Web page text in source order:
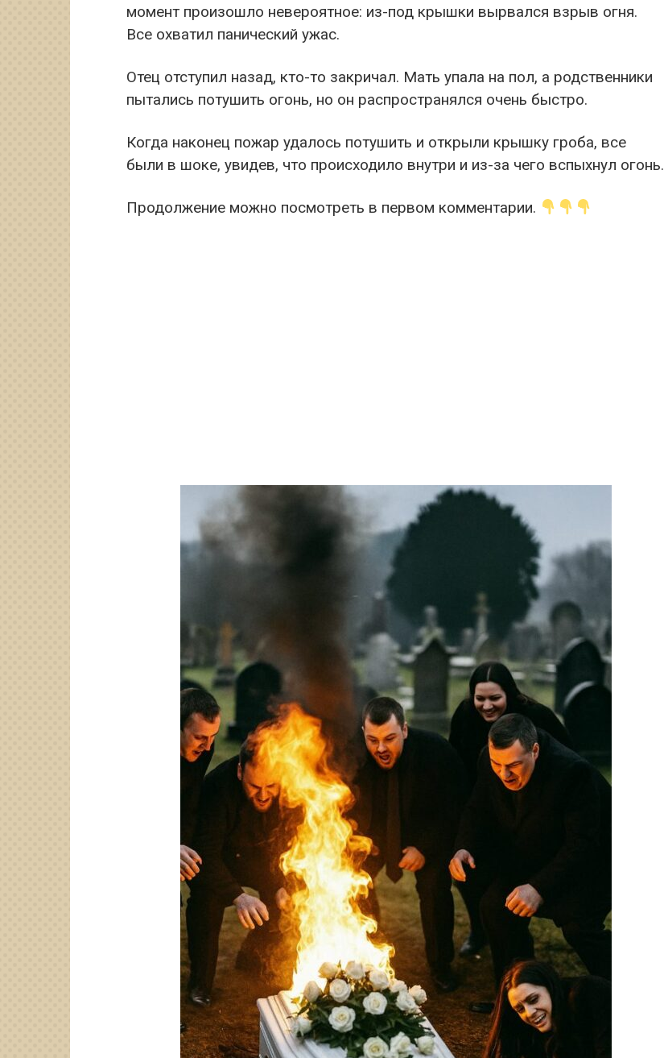
момент произошло невероятное: из-под крышки вырвался взрыв огня.
Все охватил панический ужас.
Отец отступил назад, кто-то закричал. Мать упала на пол, а родственники
пытались потушить огонь, но он распространялся очень быстро.
Когда наконец пожар удалось потушить и открыли крышку гроба, все
были в шоке, увидев, что происходило внутри и из-за чего вспыхнул огонь.
Продолжение можно посмотреть в первом комментарии.